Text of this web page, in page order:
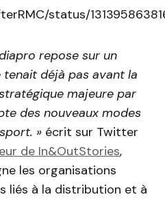
status/
repose sur un
déjà pas avant la
majeure par
des nouveaux modes
» écrit sur Twitter
de In&OutStories,
les organisations
liés à la distribution et à